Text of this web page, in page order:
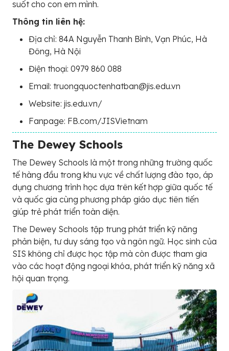
suốt cho con em mình.
Thông tin liên hệ:
Địa chỉ: 84A Nguyễn Thanh Bình, Vạn Phúc, Hà
Đông, Hà Nội
Điện thoại: 0979 860 088
Email: truongquoctenhatban@jis.edu.vn
Website: jis.edu.vn/
Fanpage: FB.com/JISVietnam
The Dewey Schools
The Dewey Schools là một trong những trường quốc
tế hàng đầu trong khu vực về chất lượng đào tạo, áp
dụng chương trình học dựa trên kết hợp giữa quốc tế
và quốc gia cùng phương pháp giáo dục tiên tiến
giúp trẻ phát triển toàn diện.
The Dewey Schools tập trung phát triển kỹ năng
phản biện, tư duy sáng tạo và ngôn ngữ. Học sinh của
SIS không chỉ được học tập mà còn được tham gia
vào các hoạt động ngoại khóa, phát triển kỹ năng xã
hội quan trọng.